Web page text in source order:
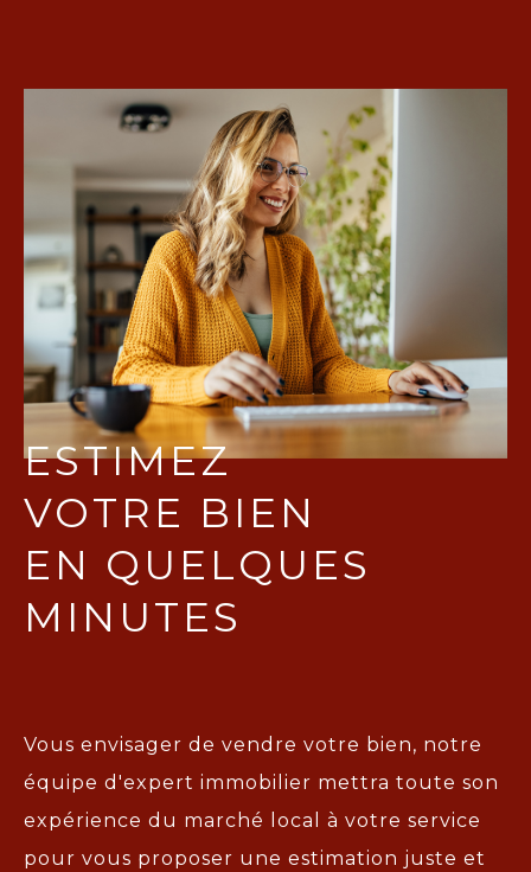
ESTIMEZ
VOTRE BIEN
EN QUELQUES
MINUTES
Vous envisager de vendre votre bien, notre
équipe d'expert immobilier mettra toute son
expérience du marché local à votre service
pour vous proposer une estimation juste et